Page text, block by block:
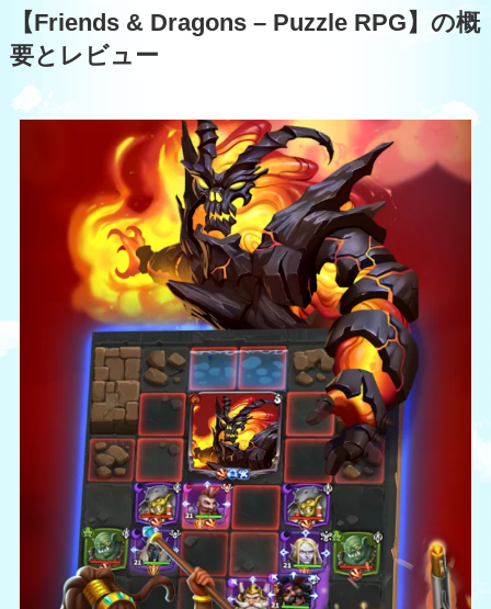
【Friends & Dragons – Puzzle RPG】の概
要とレビュー